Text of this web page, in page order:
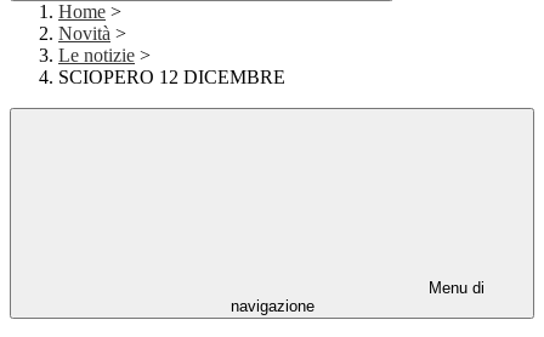
Home >
Novità >
Le notizie >
SCIOPERO 12 DICEMBRE
Menu di
navigazione